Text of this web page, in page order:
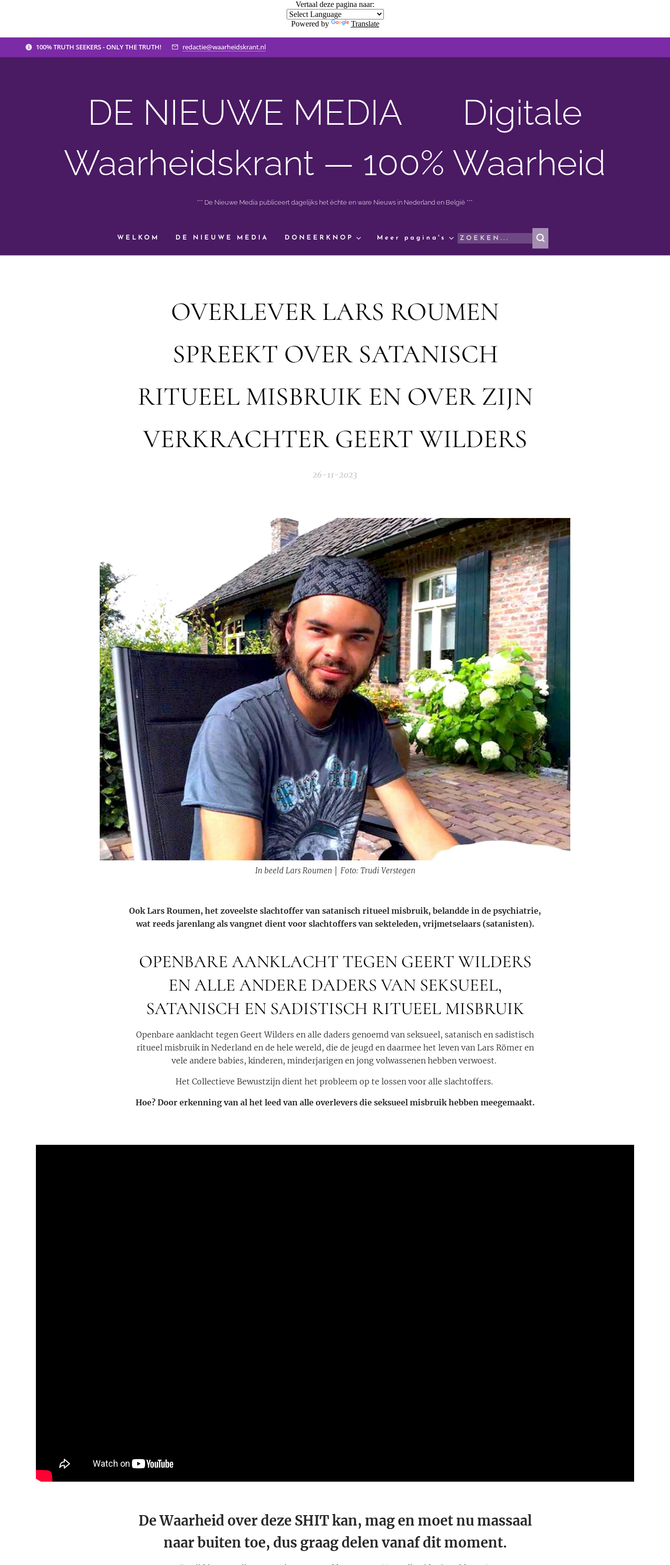
Vertaal deze pagina naar:
Powered by Translate
100% TRUTH SEEKERS - ONLY THE TRUTH! redactie@waarheidskrant.nl
DE NIEUWE MEDIA 🟣 Digitale
Waarheidskrant — 100% Waarheid
*** De Nieuwe Media publiceert dagelijks het èchte en ware Nieuws in Nederland en België ***
WELKOM DE NIEUWE MEDIA DONEERKNOP Meer pagina's
OVERLEVER LARS ROUMEN
SPREEKT OVER SATANISCH
RITUEEL MISBRUIK EN OVER ZIJN
VERKRACHTER GEERT WILDERS
26-11-2023
In beeld Lars Roumen │ Foto: Trudi Verstegen
Ook Lars Roumen, het zoveelste slachtoffer van satanisch ritueel misbruik, belandde in de psychiatrie,
wat reeds jarenlang als vangnet dient voor slachtoffers van sekteleden, vrijmetselaars (satanisten).
OPENBARE AANKLACHT TEGEN GEERT WILDERS
EN ALLE ANDERE DADERS VAN SEKSUEEL,
SATANISCH EN SADISTISCH RITUEEL MISBRUIK
Openbare aanklacht tegen Geert Wilders en alle daders genoemd van seksueel, satanisch en sadistisch
ritueel misbruik in Nederland en de hele wereld, die de jeugd en daarmee het leven van Lars Römer en
vele andere babies, kinderen, minderjarigen en jong volwassenen hebben verwoest.
Het Collectieve Bewustzijn dient het probleem op te lossen voor alle slachtoffers.
Hoe? Door erkenning van al het leed van alle overlevers die seksueel misbruik hebben meegemaakt.
De Waarheid over deze SHIT kan, mag en moet nu massaal
naar buiten toe, dus graag delen vanaf dit moment.